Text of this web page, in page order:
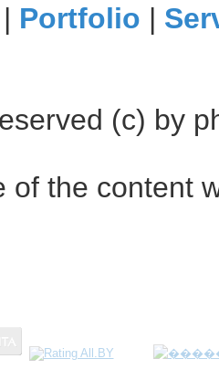
| Portfolio |
(c) by
of the content